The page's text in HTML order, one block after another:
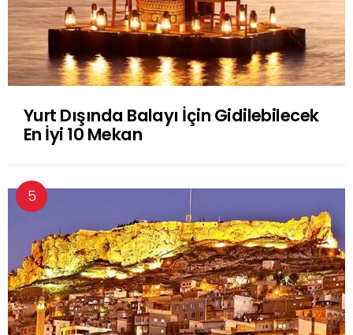
Yurt Dışında Balayı İçin Gidilebilecek
En İyi 10 Mekan